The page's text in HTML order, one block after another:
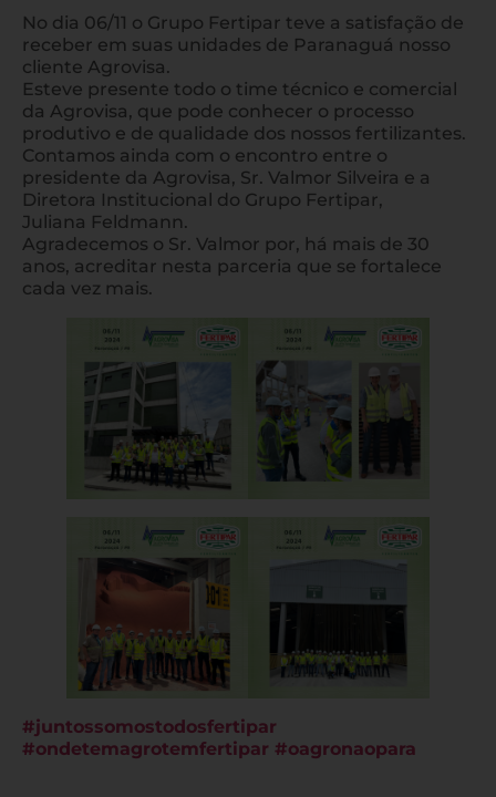
No dia 06/11 o Grupo Fertipar teve a satisfação de
receber em suas unidades de Paranaguá nosso
cliente Agrovisa.
Esteve presente todo o time técnico e comercial
da Agrovisa, que pode conhecer o processo
produtivo e de qualidade dos nossos fertilizantes.
Contamos ainda com o encontro entre o
presidente da Agrovisa, Sr. Valmor Silveira e a
Diretora Institucional do Grupo Fertipar,
Juliana Feldmann.
Agradecemos o Sr. Valmor por, há mais de 30
anos, acreditar nesta parceria que se fortalece
cada vez mais.
#juntossomostodosfertipar
#ondetemagrotemfertipar #oagronaopara